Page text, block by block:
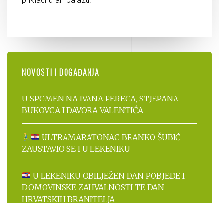
NOVOSTI I DOGAĐANJA
U SPOMEN NA IVANA PERECA, STJEPANA
BUKOVCA I DAVORA VALENTIĆA
ULTRAMARATONAC BRANKO ŠUBIĆ
ZAUSTAVIO SE I U LEKENIKU
U LEKENIKU OBILJEŽEN DAN POBJEDE I
DOMOVINSKE ZAHVALNOSTI TE DAN
HRVATSKIH BRANITELJA